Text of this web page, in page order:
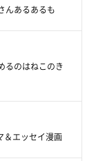
んあるあるも
るのはねこのき
＆エッセイ漫画